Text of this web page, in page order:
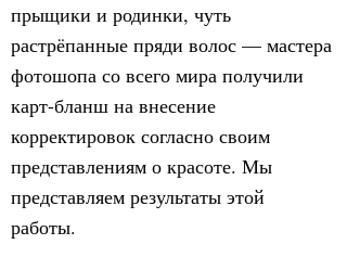
прыщики и родинки, чуть
растрёпанные пряди волос — мастера
фотошопа со всего мира получили
карт-бланш на внесение
корректировок согласно своим
представлениям о красоте. Мы
представляем результаты этой
работы.